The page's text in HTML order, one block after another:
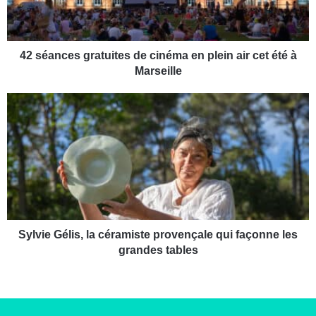
c
e
s
u
i
t
e
s
d
e
c
42 séances gratuites de cinéma en plein air cet été à
Marseille
S
y
l
v
i
e
G
é
l
Sylvie Gélis, la céramiste provençale qui façonne les
grandes tables